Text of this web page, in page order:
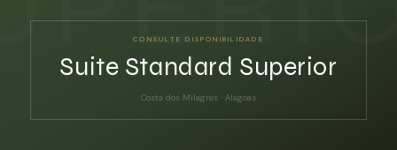
CONSULTE DISPONIBILIDADE
Suite Standard Superior
Costa dos Milagres · Alagoas